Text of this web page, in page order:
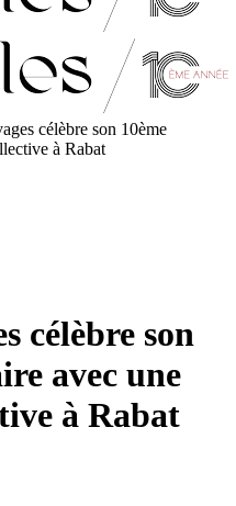
célèbre son 10ème
à Rabat
célèbre son
avec une
à Rabat